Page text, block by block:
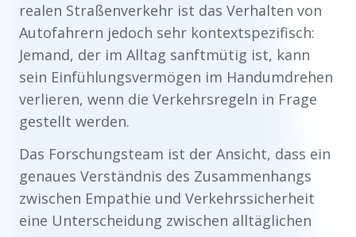
realen Straßenverkehr ist das Verhalten von
Autofahrern jedoch sehr kontextspezifisch:
Jemand, der im Alltag sanftmütig ist, kann
sein Einfühlungsvermögen im Handumdrehen
verlieren, wenn die Verkehrsregeln in Frage
gestellt werden.
Das Forschungsteam ist der Ansicht, dass ein
genaues Verständnis des Zusammenhangs
zwischen Empathie und Verkehrssicherheit
eine Unterscheidung zwischen alltäglichen